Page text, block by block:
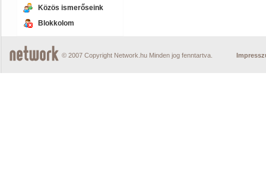
Közös ismerőseink
Blokkolom
© 2007 Copyright Network.hu Minden jog fenntartva.